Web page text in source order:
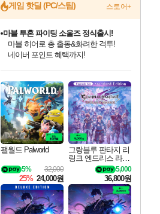
게임 핫딜 (PC/스팀) 스토어+
최대 90% 할인가를 만나보세요!
네이버혜택과 함께 만나보세요!
50%할인&추가 적립까지!
마블 투혼 파이팅 소울즈 정식출시!
마블 히어로 총 출동&화려한 격투!
네이버 포인트 혜택까지!
이니&베니 혜택까지!
네이버 혜택가와 함께 예약하세요!
할인&네이버혜택으로 만나보세요!
네이버페이 혜택과 만나보세요!
40주년 프로모션으로 만나보세요!
할인가에 만나보세요!
일부 에디션 상시 할인!
혜택으로 예약 판매 중
편안하게 충전하세요
팰월드 Palworld
32,000
5%
25% 24,000원
그랑블루 판타지 리
링크 엔드리스 라그
나로크 업그레이드
킷 Granblue Fantasy
Relink Endless Ragn
arok Upgrade Kit DL
C
5,000
36,800원